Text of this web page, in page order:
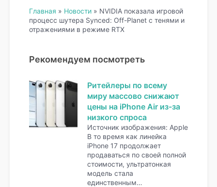
Главная » Новости » NVIDIA показала игровой
процесс шутера Synced: Off-Planet с тенями и
отражениями в режиме RTX
Рекомендуем посмотреть
Ритейлеры по всему
миру массово снижают
цены на iPhone Air из-за
низкого спроса
Источник изображения: Apple
В то время как линейка
iPhone 17 продолжает
продаваться по своей полной
стоимости, ультратонкая
модель стала
единственным…